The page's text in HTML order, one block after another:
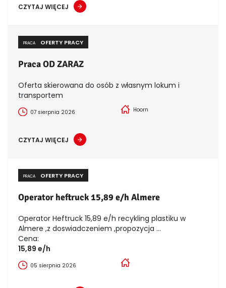
CZYTAJ WIĘCEJ
PRACA OFERTY PRACY
Praca OD ZARAZ
Oferta skierowana do osób z własnym lokum i
transportem
07 sierpnia 2026 Hoorn
CZYTAJ WIĘCEJ
PRACA OFERTY PRACY
Operator heftruck 15,89 e/h Almere
Operator Heftruck 15,89 e/h recykling plastiku w
Almere ,z doswiadczeniem ,propozycja ...
Cena:
15,89 e/h
05 sierpnia 2026